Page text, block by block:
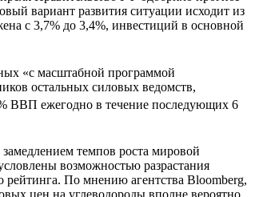
вариант развития ситуации исходит из
с 3,7% до 3,4%, инвестиций в основной
«с масштабной программой
остальных силовых ведомств,
ВВП ежегодно в течение последующих 6
темпов роста мировой
возможностью разрастания
По мнению агентства Bloomberg,